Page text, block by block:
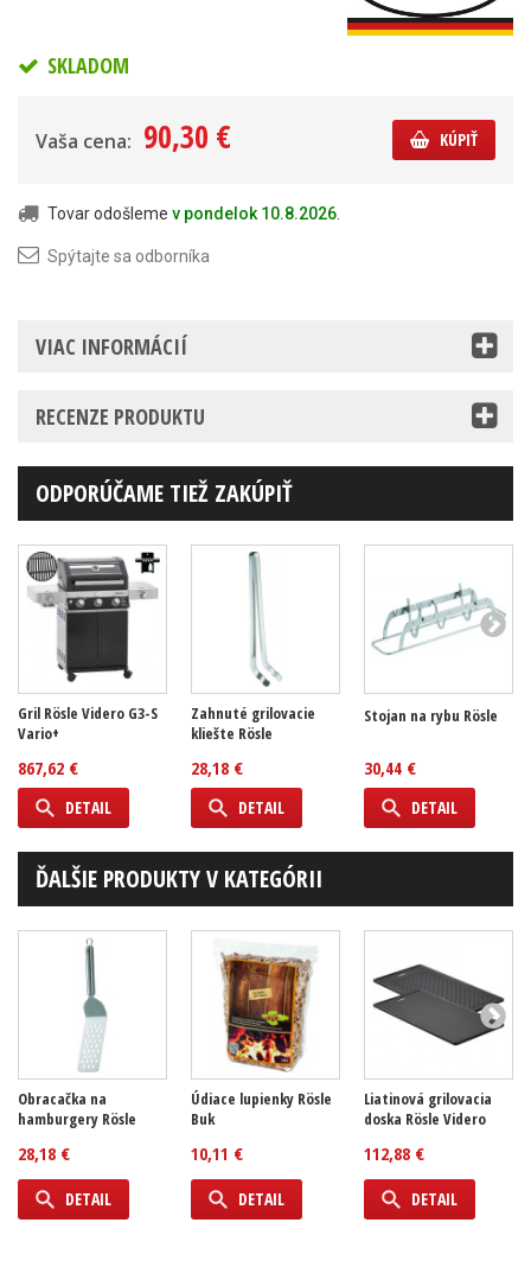
SKLADOM
Vaša cena: 90,30 € KÚPIŤ
Tovar odošleme v pondelok 10.8.2026.
Spýtajte sa odborníka
VIAC INFORMÁCIÍ
RECENZE PRODUKTU
ODPORÚČAME TIEŽ ZAKÚPIŤ
Gril Rösle Videro G3-S
Vario+
867,62 €
DETAIL
Zahnuté grilovacie
kliešte Rösle
28,18 €
DETAIL
Stojan na rybu Rösle
30,44 €
DETAIL
ĎALŠIE PRODUKTY V KATEGÓRII
Obracačka na
hamburgery Rösle
28,18 €
DETAIL
Údiace lupienky Rösle
Buk
10,11 €
DETAIL
Liatinová grilovacia
doska Rösle Videro
112,88 €
DETAIL